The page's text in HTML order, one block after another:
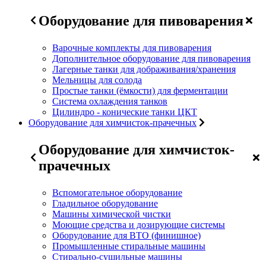
Оборудование для пивоварения
Варочные комплекты для пивоварения
Дополнительное оборудование для пивоварения
Лагерные танки для дображивания/хранения
Мельницы для солода
Простые танки (ёмкости) для ферментации
Система охлаждения танков
Цилиндро - конические танки ЦКТ
Оборудование для химчисток-прачечных
Оборудование для химчисток-
прачечных
Вспомогательное оборудование
Гладильное оборудование
Машины химической чистки
Моющие средства и дозирующие системы
Оборудование для ВТО (финишное)
Промышленные стиральные машины
Стирально-сушильные машины